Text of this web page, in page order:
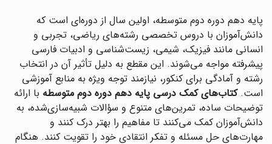
پایه دهم دوره دوم متوسطه، اولین سال از دوره‌ای است که
دانش‌آموزان با دروس تخصصی رشته‌های ریاضی، تجربی و
انسانی مانند فیزیک، شیمی، زیست‌شناسی و ادبیات فارسی
پیشرفته مواجه می‌شوند. این مقطع به دلیل تأثیر آن در انتخاب
رشته و آمادگی برای کنکور، نیازمند توجه ویژه به منابع آموزشی
است.کتاب‌های کمک درسی پایه دهم دوره دوم متوسطه با ارائه
توضیحات ساده، تمرین‌های متنوع و سؤالات شبیه‌سازی‌شده، به
دانش‌آموزان کمک می‌کنند تا مفاهیم را بهتر درک کنند و
مهارت‌های حل مسئله و تفکر انتقادی خود را تقویت کنند. هنگام